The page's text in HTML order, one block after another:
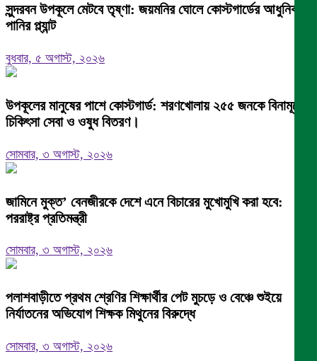
সুন্দরবন উপকূলে মেটবে তৃষ্ণা: জয়মনির ঘোলে কোস্টগার্ডের আধুনিক
পানির প্ল্যান্ট
বুধবার, ৫ অগাস্ট, ২০২৬
উপকূলের মানুষের পাশে কোস্টগার্ড: শরণখোলায় ২৫৫ জনকে বিনামূল্যে
চিকিৎসা সেবা ও ওষুধ বিতরণ।
সোমবার, ৩ অগাস্ট, ২০২৬
জামিনে মুক্ত’ বেনজীরকে দেশে এনে বিচারের মুখোমুখি করা হবে:
পররাষ্ট্র প্রতিমন্ত্রী
সোমবার, ৩ অগাস্ট, ২০২৬
পলাশবাড়ীতে প্রথম শ্রেণির শিক্ষার্থীর পেট মুচড়ে ও বেঞ্চে শুইয়ে
নির্যাতনের অভিযোগ শিক্ষক মিথুনের বিরুদ্ধে
সোমবার, ৩ অগাস্ট, ২০২৬